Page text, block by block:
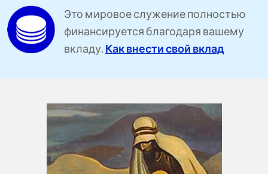
Это мировое служение полностью
финансируется благодаря вашему
вкладу. Как внести свой вклад